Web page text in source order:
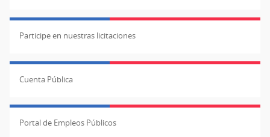
Participe en nuestras licitaciones
Cuenta Pública
Portal de Empleos Públicos